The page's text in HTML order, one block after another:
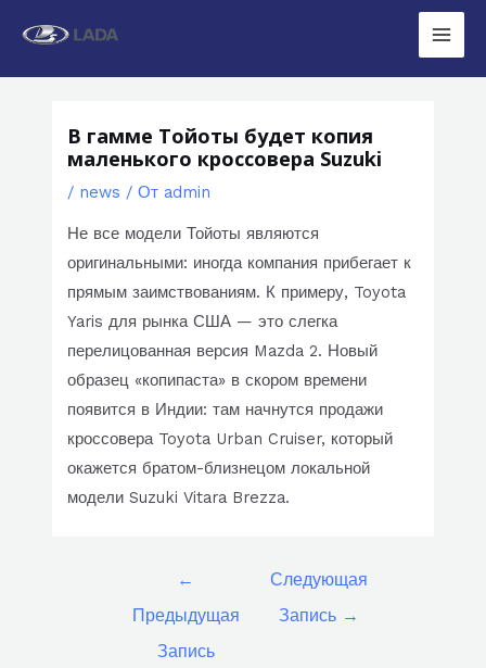
Main
В гамме Тойоты будет копия
маленького кроссовера Suzuki
/ news / От admin
Не все модели Тойоты являются
оригинальными: иногда компания прибегает к
прямым заимствованиям. К примеру, Toyota
Yaris для рынка США — это слегка
перелицованная версия Mazda 2. Новый
образец «копипаста» в скором времени
появится в Индии: там начнутся продажи
кроссовера Toyota Urban Cruiser, который
окажется братом-близнецом локальной
модели Suzuki Vitara Brezza.
←
Предыдущая
Запись
Следующая
Запись →